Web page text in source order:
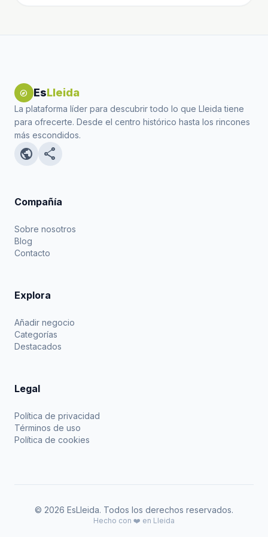
explore EsLleida
La plataforma líder para descubrir todo lo que Lleida tiene
para ofrecerte. Desde el centro histórico hasta los rincones
más escondidos.
public share
Compañía
Sobre nosotros
Blog
Contacto
Explora
Añadir negocio
Categorías
Destacados
Legal
Política de privacidad
Términos de uso
Política de cookies
© 2026 EsLleida. Todos los derechos reservados.
Hecho con ❤️ en Lleida